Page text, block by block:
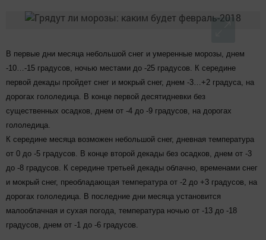
В первые дни месяца небольшой снег и умеренные морозы, днем
-10…-15 градусов, ночью местами до -25 градусов. К середине
первой декады пройдет снег и мокрый снег, днем -3…+2 градуса, на
дорогах гололедица. В конце первой десятидневки без
существенных осадков, днем от -4 до -9 градусов, на дорогах
гололедица.
К середине месяца возможен небольшой снег, дневная температура
от 0 до -5 градусов. В конце второй декады без осадков, днем от -3
до -8 градусов. К середине третьей декады облачно, временами снег
и мокрый снег, преобладающая температура от -2 до +3 градусов, на
дорогах гололедица. В последние дни месяца установится
малооблачная и сухая погода, температура ночью от -13 до -18
градусов, днем от -1 до -6 градусов.